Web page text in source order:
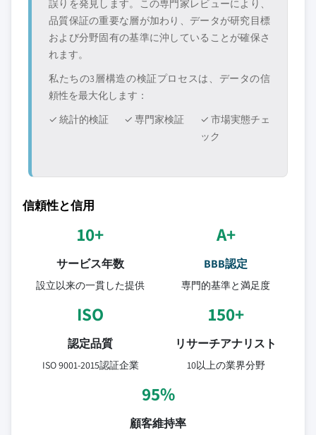
誤りを発見します。この専門家レビューにより、
品質保証の重要な層が加わり、データが研究目標
および分野固有の基準に沖していることが確保さ
れます。
私たちの3層構造の検証プロセスは、データの信
頼性を最大化します：
✓ 統計的検証
✓ 専門家検証
✓ 市場実態チェ
ック
信頼性と信用
10+
サービス年数
設立以来の一貫した提供
A+
BBB認定
専門的基準と満足度
ISO
認定品質
ISO 9001-2015認証企業
150+
リサーチアナリスト
10以上の業界分野
95%
顧客維持率